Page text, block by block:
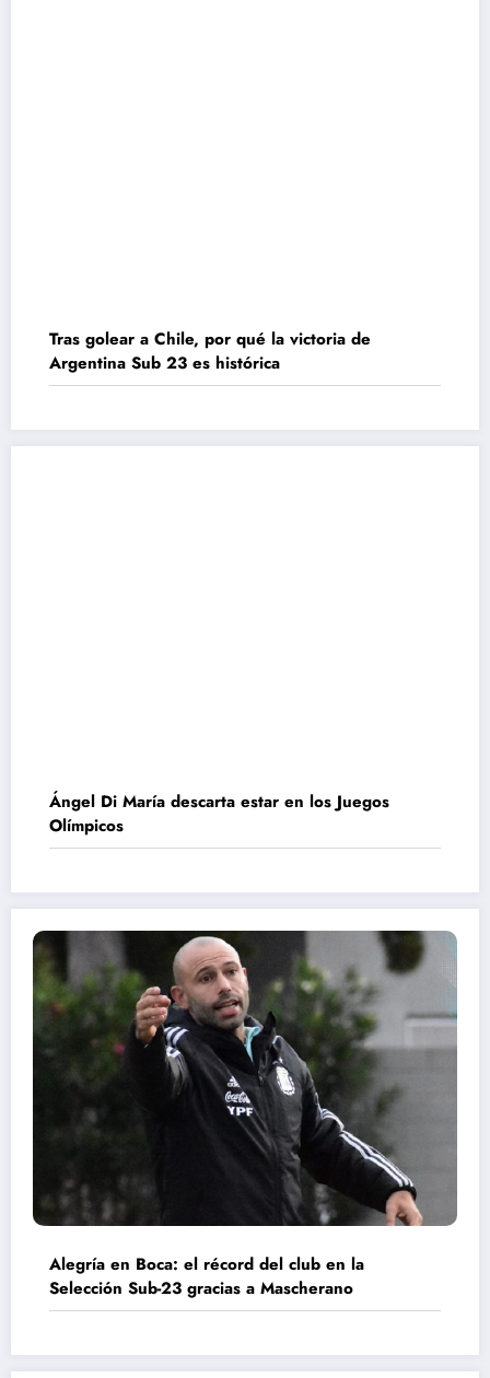
Tras golear a Chile, por qué la victoria de
Argentina Sub 23 es histórica
Ángel Di María descarta estar en los Juegos
Olímpicos
Alegría en Boca: el récord del club en la
Selección Sub-23 gracias a Mascherano